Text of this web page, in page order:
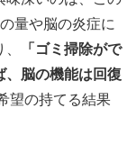
量や脳の炎症に
「ゴミ掃除がで
、脳の機能は回復
望の持てる結果